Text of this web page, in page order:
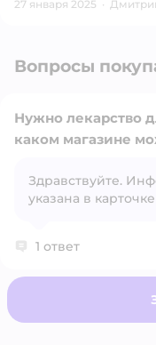
27 января 2025 ·
Вопросы
Нужно лекарство
каком магазине
Здравствуйте.
указана в
1 ответ